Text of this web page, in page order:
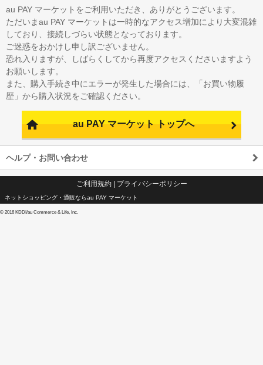
au PAY マーケットをご利用いただき、ありがとうございます。
ただいまau PAY マーケットは一時的なアクセス増加により大変混雑
しており、接続しづらい状態となっております。
ご迷惑をおかけし申し訳ございません。
恐れ入りますが、しばらくしてから再度アクセスくださいますよう
お願いします。
また、購入手続き中にエラーが発生した場合には、「お買い物履
歴」から購入状況をご確認ください。
au PAY マーケット トップへ
ヘルプ・お問い合わせ
ご利用規約| プライバシーポリシー
ネットショッピング・通販ならau PAY マーケット
© 2016 KDDI/au Commerce & Life, Inc.